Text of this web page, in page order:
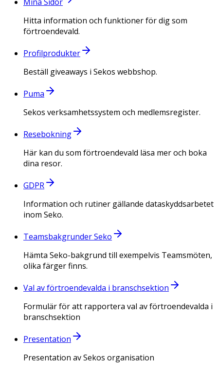
Hitta information och funktioner för dig som
förtroendevald.
Profilprodukter
Beställ giveaways i Sekos webbshop.
Puma
Sekos verksamhetssystem och medlemsregister.
Resebokning
Här kan du som förtroendevald läsa mer och boka
dina resor.
GDPR
Information och rutiner gällande dataskyddsarbetet
inom Seko.
Teamsbakgrunder Seko
Hämta Seko-bakgrund till exempelvis Teamsmöten,
olika färger finns.
Val av förtroendevalda i branschsektion
Formulär för att rapportera val av förtroendevalda i
branschsektion
Presentation
Presentation av Sekos organisation